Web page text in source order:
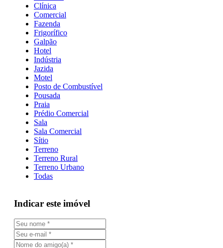
Clínica
Comercial
Fazenda
Frigorífico
Galpão
Hotel
Indústria
Jazida
Motel
Posto de Combustível
Pousada
Praia
Prédio Comercial
Sala
Sala Comercial
Sítio
Terreno
Terreno Rural
Terreno Urbano
Todas
Indicar este imóvel